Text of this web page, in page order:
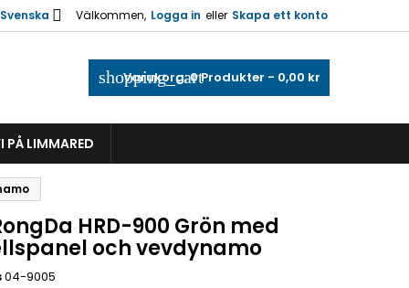
Välkommen, Logga in eller Skapa ett konto
Svenska 
shopping_cart
Varukorg:0Produkter - 0,00 kr
PÅ LIMMARED
HRD-900 Grön med
och vevdynamo
04-9005